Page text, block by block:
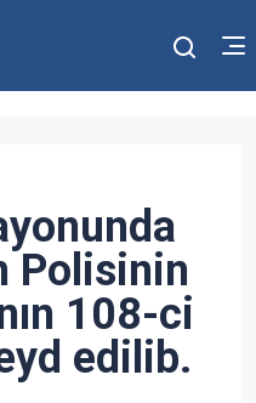
Polisinin
108-ci
edilib.